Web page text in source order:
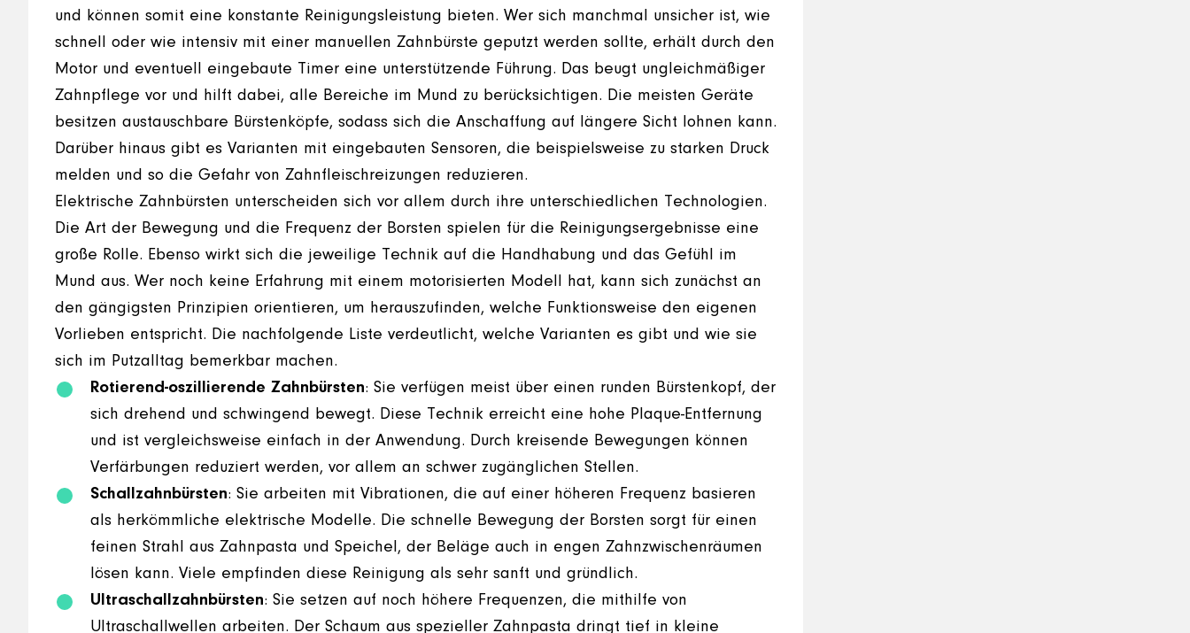
und können somit eine konstante Reinigungsleistung bieten. Wer sich manchmal unsicher ist, wie
schnell oder wie intensiv mit einer manuellen Zahnbürste geputzt werden sollte, erhält durch den
Motor und eventuell eingebaute Timer eine unterstützende Führung. Das beugt ungleichmäßiger
Zahnpflege vor und hilft dabei, alle Bereiche im Mund zu berücksichtigen. Die meisten Geräte
besitzen austauschbare Bürstenköpfe, sodass sich die Anschaffung auf längere Sicht lohnen kann.
Darüber hinaus gibt es Varianten mit eingebauten Sensoren, die beispielsweise zu starken Druck
melden und so die Gefahr von Zahnfleischreizungen reduzieren.
Elektrische Zahnbürsten unterscheiden sich vor allem durch ihre unterschiedlichen Technologien.
Die Art der Bewegung und die Frequenz der Borsten spielen für die Reinigungsergebnisse eine
große Rolle. Ebenso wirkt sich die jeweilige Technik auf die Handhabung und das Gefühl im
Mund aus. Wer noch keine Erfahrung mit einem motorisierten Modell hat, kann sich zunächst an
den gängigsten Prinzipien orientieren, um herauszufinden, welche Funktionsweise den eigenen
Vorlieben entspricht. Die nachfolgende Liste verdeutlicht, welche Varianten es gibt und wie sie
sich im Putzalltag bemerkbar machen.
Rotierend-oszillierende Zahnbürsten: Sie verfügen meist über einen runden Bürstenkopf, der
sich drehend und schwingend bewegt. Diese Technik erreicht eine hohe Plaque-Entfernung
und ist vergleichsweise einfach in der Anwendung. Durch kreisende Bewegungen können
Verfärbungen reduziert werden, vor allem an schwer zugänglichen Stellen.
Schallzahnbürsten: Sie arbeiten mit Vibrationen, die auf einer höheren Frequenz basieren
als herkömmliche elektrische Modelle. Die schnelle Bewegung der Borsten sorgt für einen
feinen Strahl aus Zahnpasta und Speichel, der Beläge auch in engen Zahnzwischenräumen
lösen kann. Viele empfinden diese Reinigung als sehr sanft und gründlich.
Ultraschallzahnbürsten: Sie setzen auf noch höhere Frequenzen, die mithilfe von
Ultraschallwellen arbeiten. Der Schaum aus spezieller Zahnpasta dringt tief in kleine